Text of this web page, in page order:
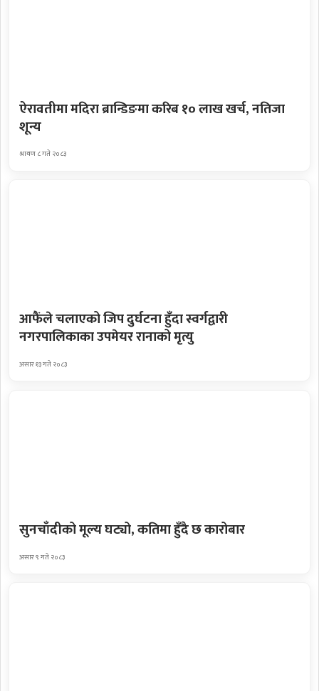
ऐरावतीमा मदिरा ब्रान्डिङमा करिब १० लाख खर्च, नतिजा
शून्य
श्रावण ८ गते २०८३
आफैंले चलाएको जिप दुर्घटना हुँदा स्वर्गद्वारी
नगरपालिकाका उपमेयर रानाको मृत्यु
असार १३ गते २०८३
सुनचाँदीको मूल्य घट्यो, कतिमा हुँदै छ कारोबार
असार ९ गते २०८३